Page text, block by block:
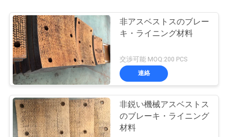
非アスベストスのブレー
キ・ライニング材料
交渉可能 MOQ:200 PCS
連絡
非鋭い機械アスベストス
のブレーキ・ライニング
材料